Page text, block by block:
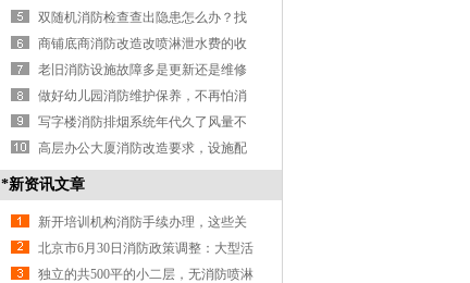
意哪些事项
双随机消防检查查出隐患怎么办？找
什么公司做消防改造整改*靠谱
商铺底商消防改造改喷淋泄水费的收
费标准是什么？
老旧消防设施故障多是更新还是维修
合适呢？
做好幼儿园消防维护保养，不再怕消
防检查
写字楼消防排烟系统年代久了风量不
达标如何改造
高层办公大厦消防改造要求，设施配
置标准
*新资讯文章
新开培训机构消防手续办理，这些关
键步骤你知道吗？
北京市6月30日消防政策调整：大型活
动与商业经营无需审批
独立的共500平的小二层，无消防喷淋